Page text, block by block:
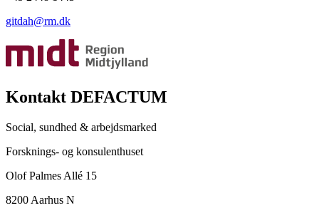
gitdah@rm.dk
Kontakt DEFACTUM
Social, sundhed & arbejdsmarked
Forsknings- og konsulenthuset
Olof Palmes Allé 15
8200 Aarhus N